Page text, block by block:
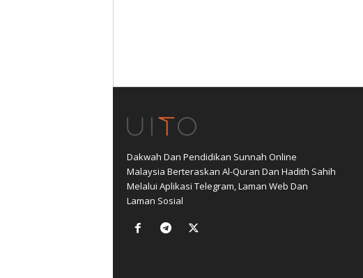
Dakwah Dan Pendidikan Sunnah Online
Malaysia Berteraskan Al-Quran Dan Hadith Sahih
Melalui Aplikasi Telegram, Laman Web Dan
Laman Sosial